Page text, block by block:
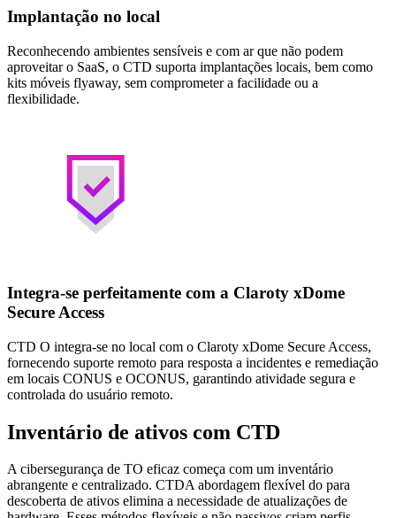
Implantação no local
Reconhecendo ambientes sensíveis e com ar que não podem
aproveitar o SaaS, o CTD suporta implantações locais, bem como
kits móveis flyaway, sem comprometer a facilidade ou a
flexibilidade.
Integra-se perfeitamente com a Claroty xDome
Secure Access
CTD O integra-se no local com o Claroty xDome Secure Access,
fornecendo suporte remoto para resposta a incidentes e remediação
em locais CONUS e OCONUS, garantindo atividade segura e
controlada do usuário remoto.
Inventário de ativos com CTD
A cibersegurança de TO eficaz começa com um inventário
abrangente e centralizado. CTDA abordagem flexível do para
descoberta de ativos elimina a necessidade de atualizações de